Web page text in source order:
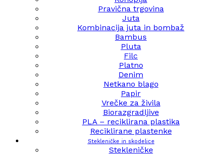
Pravična trgovina
Juta
Kombinacija juta in bombaž
Bambus
Pluta
Filc
Platno
Denim
Netkano blago
Papir
Vrečke za živila
Biorazgradljive
PLA – reciklirana plastika
Reciklirane plastenke
Stekleničke in skodelice
Stekleničke